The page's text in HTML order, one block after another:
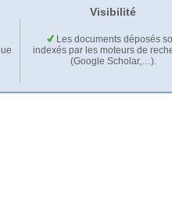
Visibilité
Les documents déposés
indexés par les moteurs de
(Google Scholar,…).